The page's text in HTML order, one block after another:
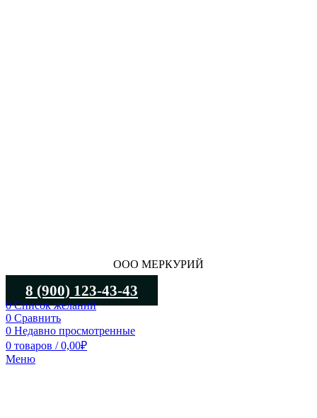
ООО МЕРКУРИЙ
8 (900) 123-43-43
0Список желаний
0 Сравнить
0 Недавно просмотренные
0 товаров / 0,00₽
Меню